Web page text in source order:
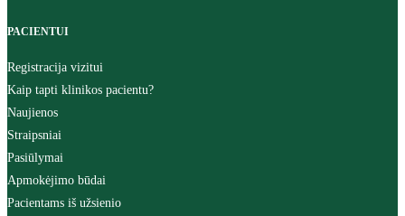
PACIENTUI
Registracija vizitui
Kaip tapti klinikos pacientu?
Naujienos
Straipsniai
Pasiūlymai
Apmokėjimo būdai
Pacientams iš užsienio